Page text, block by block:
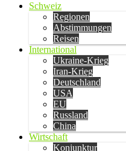
Schweiz
Regionen
Abstimmungen
Reisen
International
Ukraine-Krieg
Iran-Krieg
Deutschland
USA
EU
Russland
China
Wirtschaft
Konjunktur